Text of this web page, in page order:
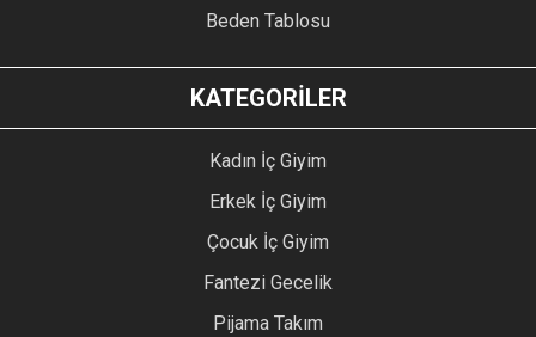
Beden Tablosu
KATEGORİLER
Kadın İç Giyim
Erkek İç Giyim
Çocuk İç Giyim
Fantezi Gecelik
Pijama Takım